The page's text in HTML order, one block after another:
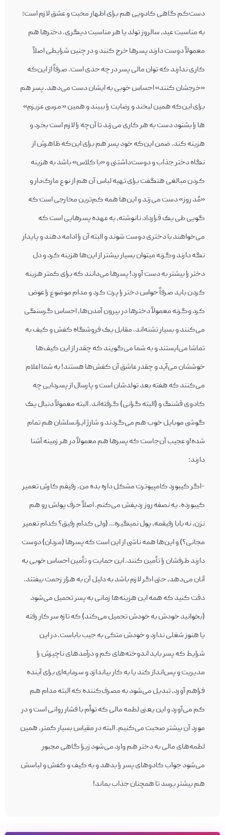
دست‌کم گاهی کادویی هم برای اظهار محبت و عشق لازم است؛
به مناسبت عید، سالروز تولد یا هر مناسبت دیگری. دخترها هم
معمولاً دوست دارند پسرها خرج کنند و در چنین شرایطی اصلاً
کاری ندارند که توان مالی پسر در چه حدی است. صرفاً از این‌که
«خرجشان کنند» احساس خوبی به ایشان دست می‌‎دهد. پسر هم
برای این‌که همین لبخند و رضایت را ببیند و همین « مرسی عزیزم»
ها را بشنود دست به هر کاری می‌زند تا آن‌چه را لازم است بخرد و
هزینه کند. ضمن این‌که خود پسر هم برای این‌که ظاهرش از
نگاه دختر جذاب و دوست‌داشتنی و «با کلاس» باشد به هزینه
کردن مبالغی هنگفت برای تهیه لباس آن هم از نوع مارک‌دار و
«مُد روز» دست می‌زند و این‌‎ها همه کم‌ترین مخارجی است که
گویی طی یک قرارداد نانوشته، به عهده پسرهایی است که
می‌خواهند با دختری دوست شوند و البته آن را ادامه دهند و پایدار
نگه دارند وگرنه می‎توان بسیار بیشتر از این‌ها هزینه کرد و دل
دختر را بیشتر به دست آورد! پسرها می‌دانند که برای کمتر هزینه
کردن باید صرفاً حواس دختر را پرت کرد و مدام موضوع را عوض
کرد وگرنه معمولاً دخترها در بیرون آمدن‌ها، احساس گرسنگی
می‌کنند و بسیار تشنه‌اند. مقابل یک فروشگاه کفش و کیف به
تماشا می‌‎ایستند و به شما می‌‎گویند که چقدر از این کیف‌‎ها
خوش‎شان می‌آید و چقدر عاشق آن کفش‌ها هستند! به شما اعلام
می‌‎کنند که هفته بعد تولدشان است و پارسال از پسردایی چه
کادوی قشنگ و (البته گرانی) گرفته‌‎اند. البته معمولاً دنبال یک
گوشی موبایل خوب هم می‌گردند و شارژ ایرانسل‎شان هم تمام
شده!و عجیب آن‌جاست که پسرها هم معمولاً در هر زمینه‎ آشنا
دارند:
-اگر کی‎بورد کامپیوترت مشکل داره بده من. رفیقم کارش تعمیر
کی‎بورده. یه نصفه روز ردیفش می‌کنم. اصلاً حرف پولش رو هم
نزن، نه بابا رفیقمه، پول نمی‎گیره… (ولی کدام رفیق؟ کدام تعمیر
مجانی؟) و این‌ها همه ناشی از این است که پسرها (مردان) دوست
دارند طرف‎شان را تأمین کنند. این حمایت و تأمین احساس خوبی به
آنان می‌دهد، حتی اگر لازم باشد به دلیل آن به هزار زحمت بیفتند.
دقت کنید که همه این‎ هزینه‌ها زمانی به پسر تحمیل می‌‎شود
(بخوانید خودش به خودش تحمیل می‌کند) که تازه سر کار رفته
یا هنوز شغلی ندارد و خودش متکی به جیب باباست. در این
شرایط که پسر باید اندوخته‌های کم و درآمدهای ناچیزش را
مدیریت و پس‌‎انداز کند یا به کار بیاندازد و سرمایه‌ای برای آینده
فراهم آورد، تبدیل می‌شود به مصرف‌کننده که البته مدام هم
کم می‌آورد و این یعنی لطمه مالی که توأم با فشار روانی است و در
مورد آن بیشتر صحبت می‌کنیم. البته در مقیاس بسیار کمتر، همین
لطمه‌های مالی به دختر هم وارد می‌‎شود زیرا گاهی مجبور
می‌شود جواب کادوهای پسر را بدهد و به کیف و کفش و لباسش
هم بیشتر برسد تا همچنان جذاب بماند!